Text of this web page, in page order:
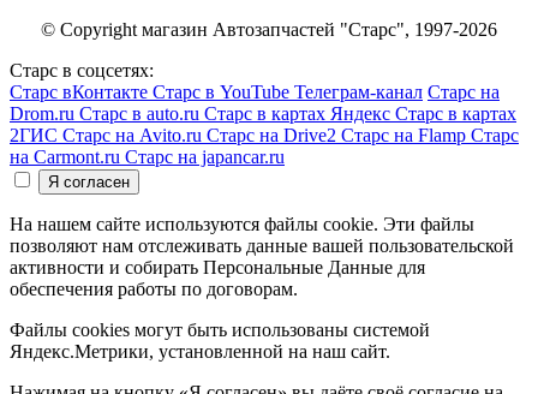
© Copyright магазин Автозапчастей "Старс", 1997-2026
Старс в соцсетях:
Старс вКонтакте Старс в YouTube Телеграм-канал Старс на
Drom.ru Старс в auto.ru Старс в картах Яндекс Старс в картах
2ГИС Старс на Avito.ru Старс на Drive2 Старс на Flamp Старс
на Carmont.ru Старс на japancar.ru
На нашем сайте используются файлы cookie. Эти файлы
позволяют нам отслеживать данные вашей пользовательской
активности и собирать Персональные Данные для
обеспечения работы по договорам.
Файлы cookies могут быть использованы системой
Яндекс.Метрики, установленной на наш сайт.